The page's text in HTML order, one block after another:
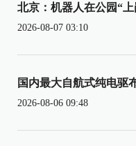
北京：机器人在公园“上
2026-08-07 03:10
国内最大自航式纯电驱
2026-08-06 09:48